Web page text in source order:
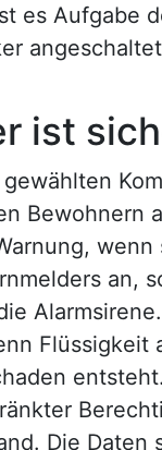
es Aufgabe
ist
Bewohnern
an,
Flüssigkeit
Die Daten